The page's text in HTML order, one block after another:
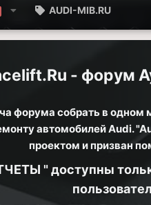
AUDI-MIB.RU
- форум
форума собрать в одном
автомобилей Audi.
проектом и призван
" доступны